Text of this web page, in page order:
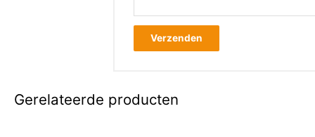
Gerelateerde producten